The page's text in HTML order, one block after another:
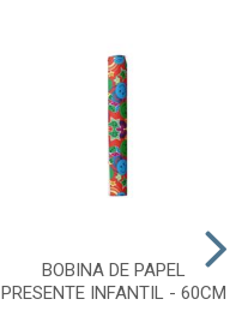
BOBINA DE PAPEL
PRESENTE INFANTIL - 60CM